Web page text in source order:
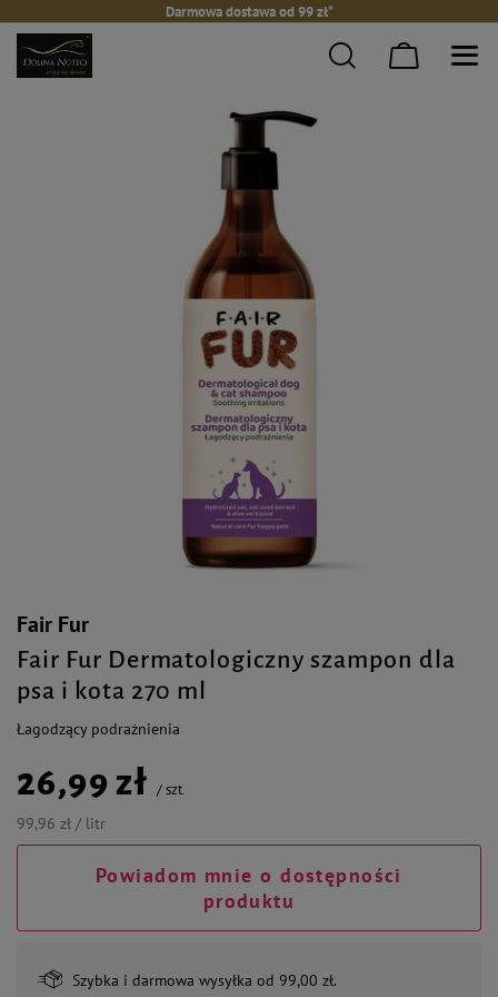
Darmowa dostawa od 99 zł*
Fair Fur
Fair Fur Dermatologiczny szampon dla
psa i kota 270 ml
Łagodzący podrażnienia
26,99 zł /szt.
99,96 zł / litr
Powiadom mnie o dostępności
produktu
Szybka i darmowa wysyłka od 99,00 zł.